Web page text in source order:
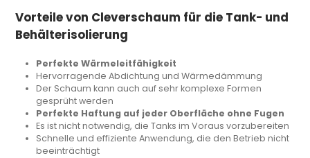
Vorteile von Cleverschaum für die Tank- und
Behälterisolierung
Perfekte Wärmeleitfähigkeit
Hervorragende Abdichtung und Wärmedämmung
Der Schaum kann auch auf sehr komplexe Formen
gesprüht werden
Perfekte Haftung auf jeder Oberfläche ohne Fugen
Es ist nicht notwendig, die Tanks im Voraus vorzubereiten
Schnelle und effiziente Anwendung, die den Betrieb nicht
beeinträchtigt